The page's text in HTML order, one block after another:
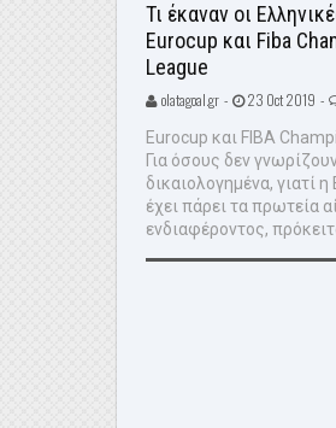
Τι έκαναν οι
Eurocup και Fiba
League
olatagoal.gr - 23 Oct 2019 -
Eurocup και FIBA
Για όσους δεν
δικαιολογημένα, γιατί
έχει πάρει τα πρωτεία
ενδιαφέροντος,